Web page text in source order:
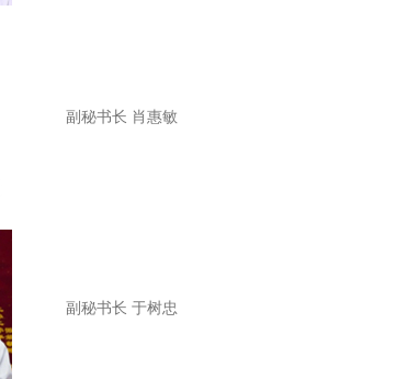
副秘书长 肖惠敏
副秘书长 于树忠